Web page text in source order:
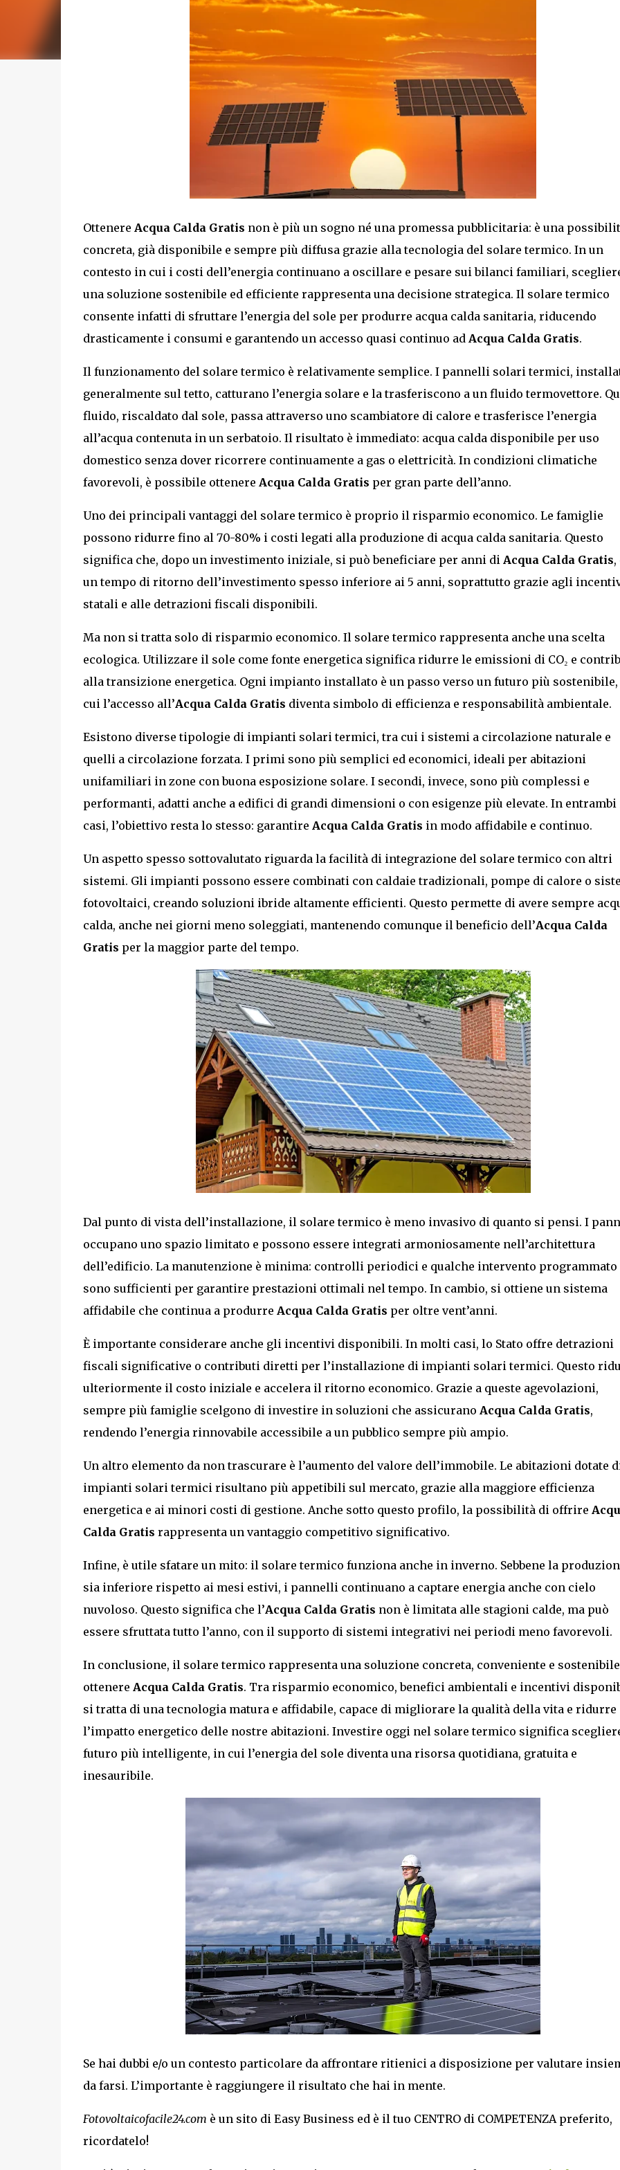
Ottenere Acqua Calda Gratis non è più un sogno né una promessa pubblicitaria: è una
concreta, già disponibile e sempre più diffusa grazie alla tecnologia del solare termico. In un
contesto in cui i costi dell’energia continuano a oscillare e pesare sui bilanci familiari,
una soluzione sostenibile ed efficiente rappresenta una decisione strategica. Il solare termico
consente infatti di sfruttare l’energia del sole per produrre acqua calda sanitaria, riducendo
drasticamente i consumi e garantendo un accesso quasi continuo ad Acqua Calda Gratis.
Il funzionamento del solare termico è relativamente semplice. I pannelli solari termici,
generalmente sul tetto, catturano l’energia solare e la trasferiscono a un fluido termovettore.
fluido, riscaldato dal sole, passa attraverso uno scambiatore di calore e trasferisce l’energia
all’acqua contenuta in un serbatoio. Il risultato è immediato: acqua calda disponibile per uso
domestico senza dover ricorrere continuamente a gas o elettricità. In condizioni climatiche
favorevoli, è possibile ottenere Acqua Calda Gratis per gran parte dell’anno.
Uno dei principali vantaggi del solare termico è proprio il risparmio economico. Le famiglie
possono ridurre fino al 70-80% i costi legati alla produzione di acqua calda sanitaria. Questo
significa che, dopo un investimento iniziale, si può beneficiare per anni di Acqua Calda Gratis,
un tempo di ritorno dell’investimento spesso inferiore ai 5 anni, soprattutto grazie agli
statali e alle detrazioni fiscali disponibili.
Ma non si tratta solo di risparmio economico. Il solare termico rappresenta anche una scelta
ecologica. Utilizzare il sole come fonte energetica significa ridurre le emissioni di CO₂ e
alla transizione energetica. Ogni impianto installato è un passo verso un futuro più
cui l’accesso all’Acqua Calda Gratis diventa simbolo di efficienza e responsabilità ambientale.
Esistono diverse tipologie di impianti solari termici, tra cui i sistemi a circolazione naturale e
quelli a circolazione forzata. I primi sono più semplici ed economici, ideali per abitazioni
unifamiliari in zone con buona esposizione solare. I secondi, invece, sono più complessi e
performanti, adatti anche a edifici di grandi dimensioni o con esigenze più elevate. In entrambi
casi, l’obiettivo resta lo stesso: garantire Acqua Calda Gratis in modo affidabile e continuo.
Un aspetto spesso sottovalutato riguarda la facilità di integrazione del solare termico con altri
sistemi. Gli impianti possono essere combinati con caldaie tradizionali, pompe di calore o
fotovoltaici, creando soluzioni ibride altamente efficienti. Questo permette di avere sempre
calda, anche nei giorni meno soleggiati, mantenendo comunque il beneficio dell’Acqua Calda
Gratis per la maggior parte del tempo.
Dal punto di vista dell’installazione, il solare termico è meno invasivo di quanto si pensi. I
occupano uno spazio limitato e possono essere integrati armoniosamente nell’architettura
dell’edificio. La manutenzione è minima: controlli periodici e qualche intervento programmato
sono sufficienti per garantire prestazioni ottimali nel tempo. In cambio, si ottiene un sistema
affidabile che continua a produrre Acqua Calda Gratis per oltre vent’anni.
È importante considerare anche gli incentivi disponibili. In molti casi, lo Stato offre detrazioni
fiscali significative o contributi diretti per l’installazione di impianti solari termici. Questo
ulteriormente il costo iniziale e accelera il ritorno economico. Grazie a queste agevolazioni,
sempre più famiglie scelgono di investire in soluzioni che assicurano Acqua Calda Gratis,
rendendo l’energia rinnovabile accessibile a un pubblico sempre più ampio.
Un altro elemento da non trascurare è l’aumento del valore dell’immobile. Le abitazioni dotate
impianti solari termici risultano più appetibili sul mercato, grazie alla maggiore efficienza
energetica e ai minori costi di gestione. Anche sotto questo profilo, la possibilità di offrire
Calda Gratis rappresenta un vantaggio competitivo significativo.
Infine, è utile sfatare un mito: il solare termico funziona anche in inverno. Sebbene la
sia inferiore rispetto ai mesi estivi, i pannelli continuano a captare energia anche con cielo
nuvoloso. Questo significa che l’Acqua Calda Gratis non è limitata alle stagioni calde, ma può
essere sfruttata tutto l’anno, con il supporto di sistemi integrativi nei periodi meno favorevoli.
In conclusione, il solare termico rappresenta una soluzione concreta, conveniente e
ottenere Acqua Calda Gratis. Tra risparmio economico, benefici ambientali e incentivi
si tratta di una tecnologia matura e affidabile, capace di migliorare la qualità della vita e ridurre
l’impatto energetico delle nostre abitazioni. Investire oggi nel solare termico significa
futuro più intelligente, in cui l’energia del sole diventa una risorsa quotidiana, gratuita e
inesauribile.
Se hai dubbi e/o un contesto particolare da affrontare ritienici a disposizione per valutare
da farsi. L’importante è raggiungere il risultato che hai in mente.
Fotovoltaicofacile24.com è un sito di Easy Business ed è il tuo CENTRO di COMPETENZA preferito,
ricordatelo!